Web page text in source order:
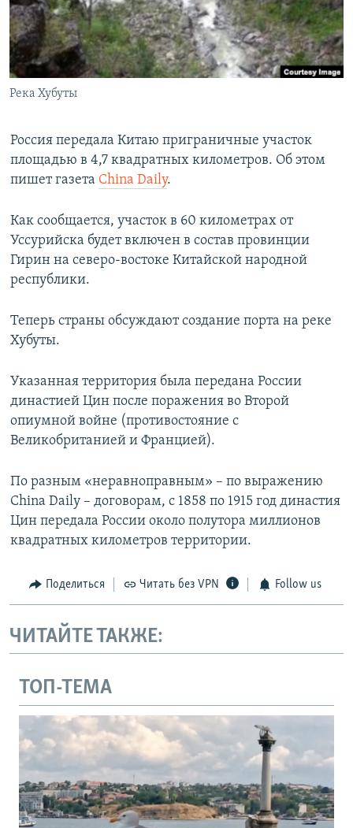
ПОБЕДИТЕЛЕЙ НЕ СУДЯТ?
КРЫМ.НЕПОКОРЕННЫЙ
ELIFBE
УКРАИНСКАЯ ПРОБЛЕМА КРЫМА
ПРИСОЕДИНЯЙТЕСЬ!
Река Хубуты
Россия передала Китаю приграничные участок
площадью в 4,7 квадратных километров. Об этом
пишет газета China Daily.
Как сообщается, участок в 60 километрах от
Уссурийска будет включен в состав провинции
Гирин на северо-востоке Китайской народной
республики.
Теперь страны обсуждают создание порта на реке
Хубуты.
Указанная территория была передана России
династией Цин после поражения во Второй
опиумной войне (противостояние с
Великобританией и Францией).
По разным «неравноправным» – по выражению
China Daily – договорам, с 1858 по 1915 год династия
Цин передала России около полутора миллионов
квадратных километров территории.
Поделиться Читать без VPN Follow us
ЧИТАЙТЕ ТАКЖЕ:
ТОП-ТЕМА